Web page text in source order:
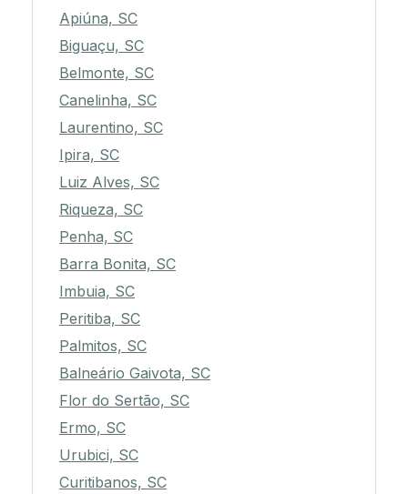
Apiúna, SC
Biguaçu, SC
Belmonte, SC
Canelinha, SC
Laurentino, SC
Ipira, SC
Luiz Alves, SC
Riqueza, SC
Penha, SC
Barra Bonita, SC
Imbuia, SC
Peritiba, SC
Palmitos, SC
Balneário Gaivota, SC
Flor do Sertão, SC
Ermo, SC
Urubici, SC
Curitibanos, SC